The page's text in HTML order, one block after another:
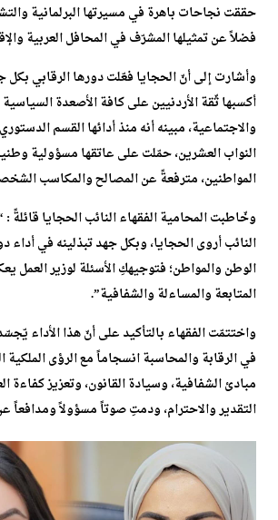
حققت نجاحات باهرة في مسيرتها البرلمانية
فضلاً عن تمثيلها المشرّف في المحافل العربية
وأشارت إلى أنّ الحجايا فعّلت دورها الرقابي بكل
أكسبها ثّقة الأردنيين على كافة الأصعدة
والاجتماعية، مبينه أنه منذ أدائها القسم
النواب العشرين، حمّلت على عاتقها مسؤولية
المواطنين، مترفعةً عن المصالح والمكاسب
وخّاطبت المحامية الفقهاء النائب الحجايا
النائب أروى الحجايا، وبكل جهد تبذلينه في أداء
الوطن والمواطن؛ فتوجيهكِ الأسئلة لوزير
المتابعة والمساءلة والشفافية”.
واختتمّت الفقهاء بالتأكيد على أنّ هذا الأداء
في الرقابة والمحاسبة انسجاماً مع الرؤى الملكية
مبادئ الشفافية، وسيادة القانون، وتعزيز كفاءة
التقدير والاحترام، ودمتِ صوتاً مسؤولاً ومدافعاً